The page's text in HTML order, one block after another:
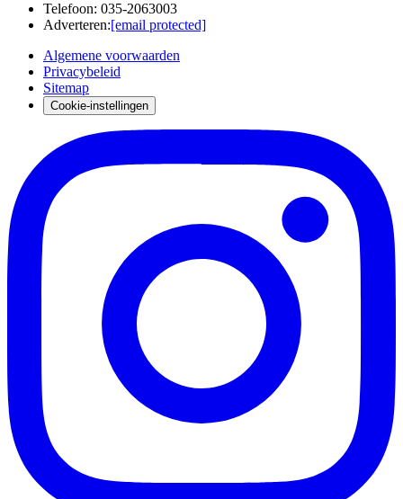
Telefoon: 035-2063003
Adverteren:[email protected]
Algemene voorwaarden
Privacybeleid
Sitemap
Cookie-instellingen